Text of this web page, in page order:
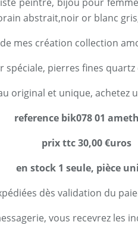
abstrait,noir or blanc
mes création collection
spéciale, pierres fines
original et unique, achetez
reference bik078 01
prix ttc 30,00 €uros
en stock 1 seule, pièce
dès validation du
vous recevrez les